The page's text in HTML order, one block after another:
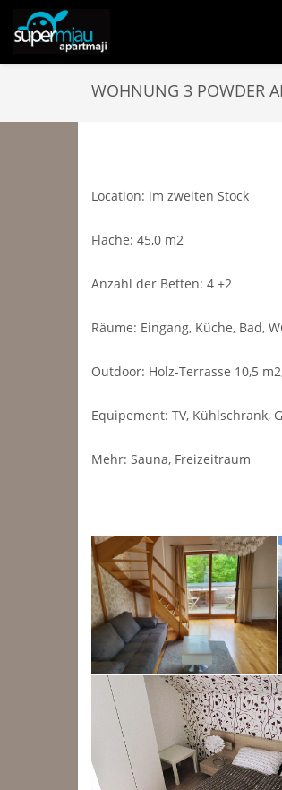
WOHNUNG 3 POWDER
Location: im zweiten Stock
Fläche: 45,0 m2
Anzahl der Betten: 4 +2
Räume: Eingang, Küche, Bad,
Outdoor: Holz-Terrasse 10,5
Equipement: TV, Kühlschrank,
Mehr: Sauna, Freizeitraum